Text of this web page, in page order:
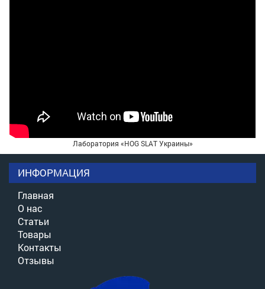
Лаборатория «HOG SLAT Украины»
ИНФОРМАЦИЯ
Главная
О нас
Статьи
Товары
Контакты
Отзывы